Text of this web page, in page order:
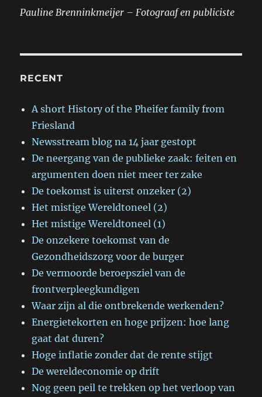
Pauline Brenninkmeijer – Fotograaf en publiciste
RECENT
A short History of the Pheifer family from
Friesland
Newsstream blog na 14 jaar gestopt
De neergang van de publieke zaak: feiten en
argumenten doen niet meer ter zake
De toekomst is uiterst onzeker (2)
Het mistige Wereldtoneel (2)
Het mistige Wereldtoneel (1)
De onzekere toekomst van de
Gezondheidszorg voor de burger
De vermoorde beroepsziel van de
frontverpleegkundigen
Waar zijn al die ontbrekende werkenden?
Energietekorten en hoge prijzen: hoe lang
gaat dat duren?
Hoge inflatie zonder dat de rente stijgt
De wereldeconomie op drift
Nog geen peil te trekken op het verloop van